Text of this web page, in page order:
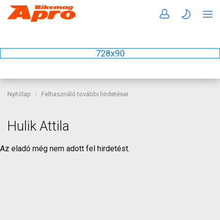
728x90
Nyitólap Felhasználó további hirdetései
Hulik Attila
Az eladó még nem adott fel hirdetést.